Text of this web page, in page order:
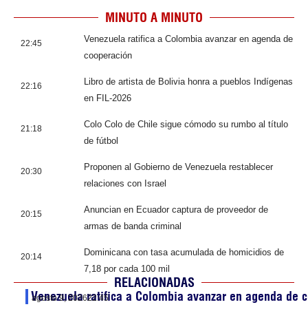
MINUTO A MINUTO
22:45
Venezuela ratifica a Colombia avanzar en agenda de
cooperación
22:16
Libro de artista de Bolivia honra a pueblos Indígenas
en FIL-2026
21:18
Colo Colo de Chile sigue cómodo su rumbo al título
de fútbol
20:30
Proponen al Gobierno de Venezuela restablecer
relaciones con Israel
20:15
Anuncian en Ecuador captura de proveedor de
armas de banda criminal
20:14
Dominicana con tasa acumulada de homicidios de
7,18 por cada 100 mil
RELACIONADAS
Venezuela ratifica a Colombia avanzar en agenda de
agosto 9, 202622:45